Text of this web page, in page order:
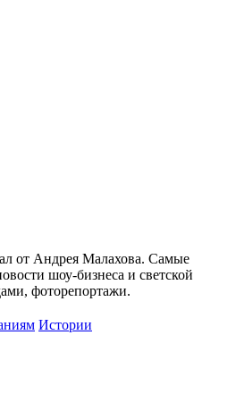
от Андрея Малахова. Самые
шоу-бизнеса и светской
фоторепортажи.
Истории